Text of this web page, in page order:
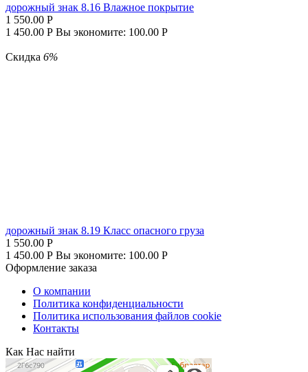
дорожный знак 8.16 Влажное покрытие
1 550.00 Р
1 450.00 Р Вы экономите: 100.00 Р
Скидка 6%
дорожный знак 8.19 Класс опасного груза
1 550.00 Р
1 450.00 Р Вы экономите: 100.00 Р
Оформление заказа
О компании
Политика конфиденциальности
Политика использования файлов cookie
Контакты
Как Нас найти